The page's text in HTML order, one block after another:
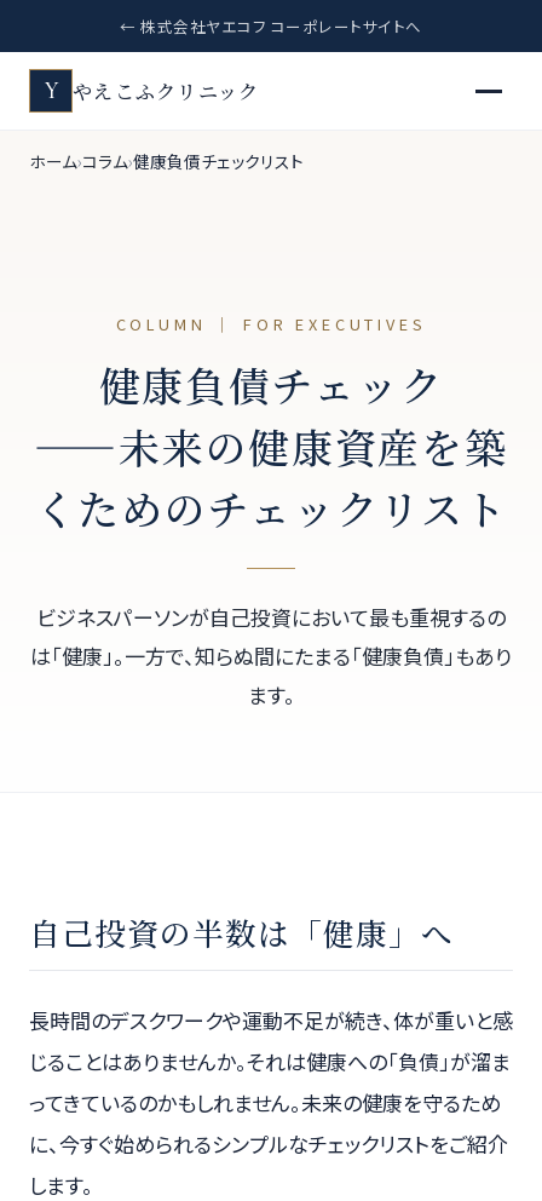
← 株式会社ヤエコフ コーポレートサイトへ
Y やえこふクリニック
ホーム コラム 健康負債チェックリスト
COLUMN ｜ FOR EXECUTIVES
健康負債チェック
——未来の健康資産を築
くためのチェックリスト
ビジネスパーソンが自己投資において最も重視するの
は「健康」。一方で、知らぬ間にたまる「健康負債」もあり
ます。
自己投資の半数は「健康」へ
長時間のデスクワークや運動不足が続き、体が重いと感
じることはありませんか。それは健康への「負債」が溜ま
ってきているのかもしれません。未来の健康を守るため
に、今すぐ始められるシンプルなチェックリストをご紹介
します。